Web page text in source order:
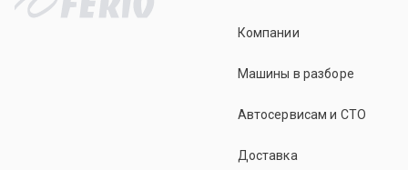
Компании
Машины в разборе
Автосервисам и СТО
Доставка